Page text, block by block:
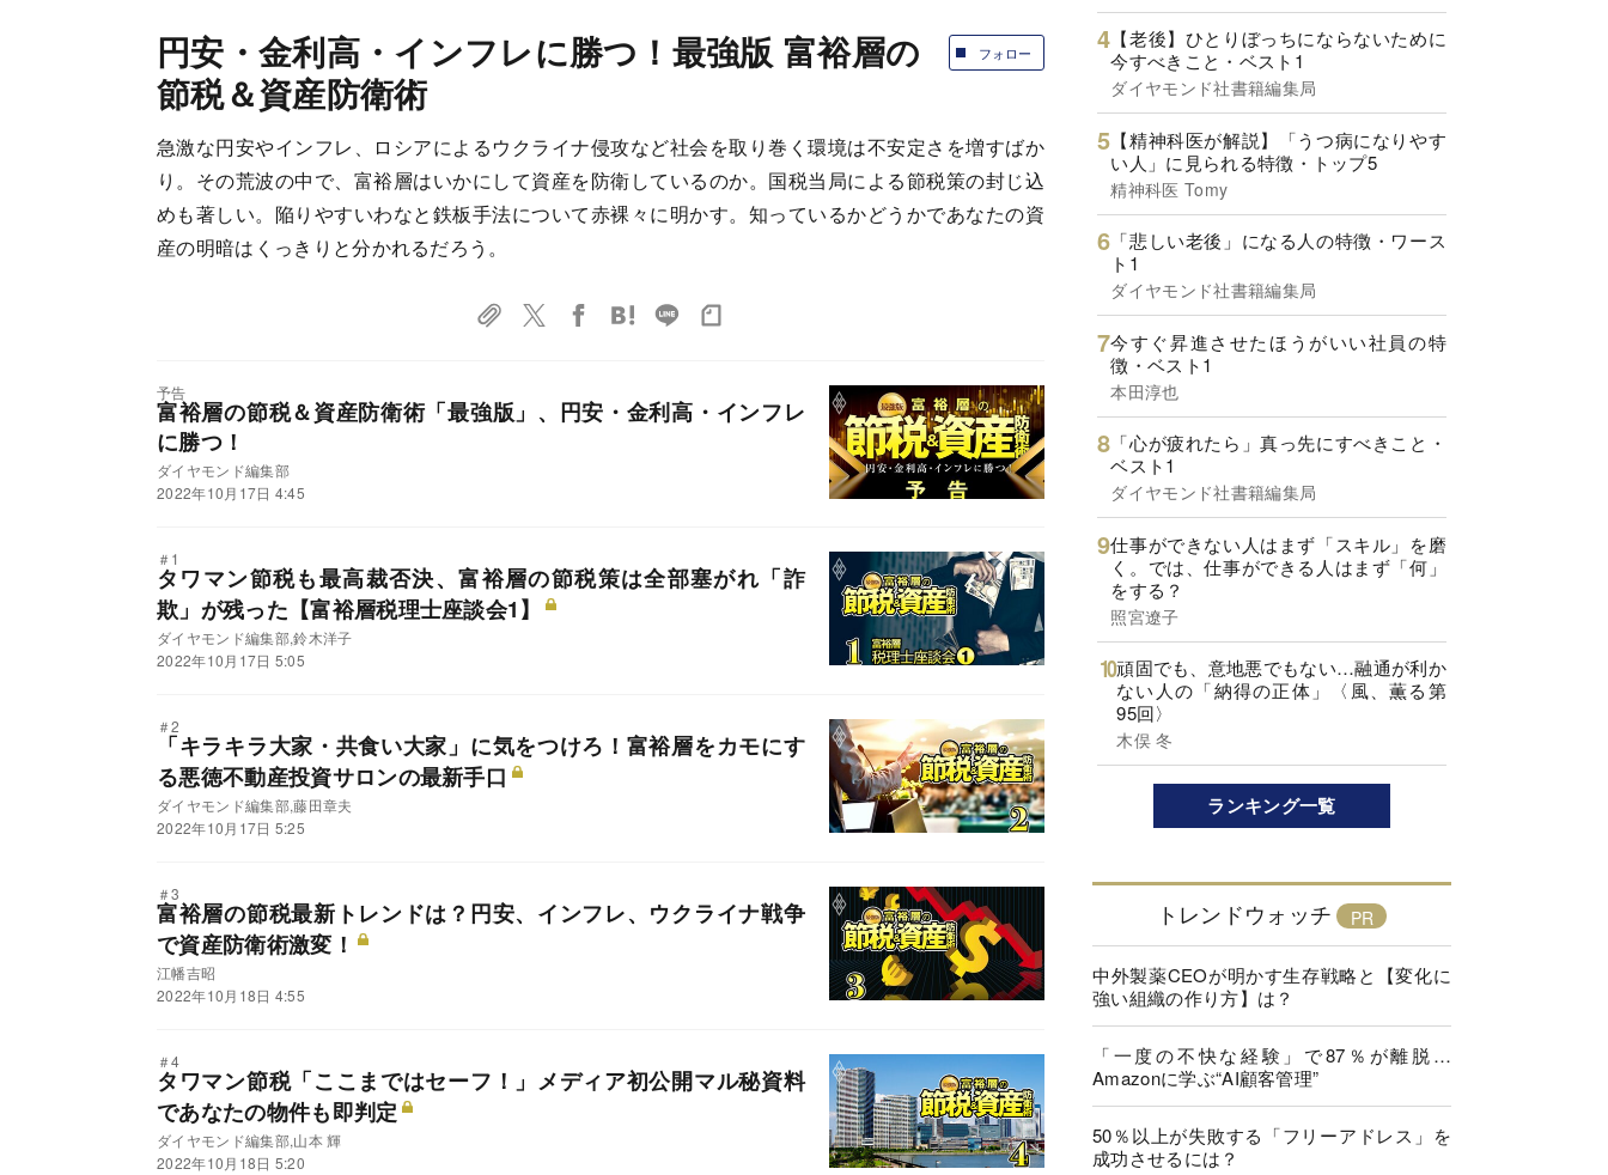
フォロー
円安・金利高・インフレに勝つ！最強版 富裕層の
節税＆資産防衛術
急激な円安やインフレ、ロシアによるウクライナ侵攻など社会を取り巻く環境は不安定さを増すばか
り。その荒波の中で、富裕層はいかにして資産を防衛しているのか。国税当局による節税策の封じ込
めも著しい。陥りやすいわなと鉄板手法について赤裸々に明かす。知っているかどうかであなたの資
産の明暗はくっきりと分かれるだろう。
予告
富裕層の節税＆資産防衛術「最強版」、円安・金利高・インフレ
に勝つ！
ダイヤモンド編集部
2022年10月17日 4:45
＃1
タワマン節税も最高裁否決、富裕層の節税策は全部塞がれ「詐
欺」が残った【富裕層税理士座談会1】
ダイヤモンド編集部,鈴木洋子
2022年10月17日 5:05
＃2
「キラキラ大家・共食い大家」に気をつけろ！富裕層をカモにす
る悪徳不動産投資サロンの最新手口
ダイヤモンド編集部,藤田章夫
2022年10月17日 5:25
＃3
富裕層の節税最新トレンドは？円安、インフレ、ウクライナ戦争
で資産防衛術激変！
江幡吉昭
2022年10月18日 4:55
＃4
タワマン節税「ここまではセーフ！」メディア初公開マル秘資料
であなたの物件も即判定
ダイヤモンド編集部,山本 輝
2022年10月18日 5:20
【老後】ひとりぼっちにならないために
今すべきこと・ベスト1
ダイヤモンド社書籍編集局
【精神科医が解説】「うつ病になりやす
い人」に見られる特徴・トップ5
精神科医 Tomy
「悲しい老後」になる人の特徴・ワース
ト1
ダイヤモンド社書籍編集局
今すぐ昇進させたほうがいい社員の特
徴・ベスト1
本田淳也
「心が疲れたら」真っ先にすべきこと・
ベスト1
ダイヤモンド社書籍編集局
仕事ができない人はまず「スキル」を磨
く。では、仕事ができる人はまず「何」
をする？
照宮遼子
頑固でも、意地悪でもない…融通が利か
ない人の「納得の正体」〈風、薫る第
95回〉
木俣 冬
ランキング一覧
トレンドウォッチ
中外製薬CEOが明かす生存戦略と【変化に
強い組織の作り方】は？
「一度の不快な経験」で87％が離脱…
Amazonに学ぶ“AI顧客管理”
50％以上が失敗する「フリーアドレス」を
成功させるには？